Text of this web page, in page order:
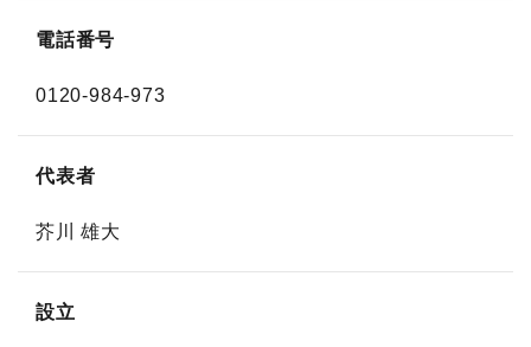
電話番号
0120-984-973
代表者
芥川 雄大
設立